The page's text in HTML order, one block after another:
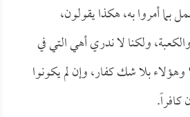
بما أمروا به، هكذا يقولون،
ولكنا لا ندري أهي التي في
بلا شك كفار، وإن لم يكونوا